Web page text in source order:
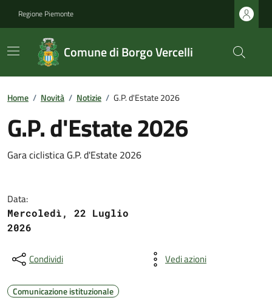
Regione Piemonte
Comune di Borgo Vercelli
Home / Novità / Notizie / G.P. d'Estate 2026
G.P. d'Estate 2026
Gara ciclistica G.P. d'Estate 2026
Data:
Mercoledì, 22 Luglio
2026
Condividi Vedi azioni
Comunicazione istituzionale